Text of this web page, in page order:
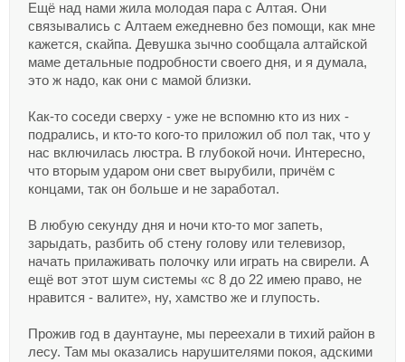
Ещё над нами жила молодая пара с Алтая. Они
связывались с Алтаем ежедневно без помощи, как мне
кажется, скайпа. Девушка зычно сообщала алтайской
маме детальные подробности своего дня, и я думала,
это ж надо, как они с мамой близки.
Как-то соседи сверху - уже не вспомню кто из них -
подрались, и кто-то кого-то приложил об пол так, что у
нас включилась люстра. В глубокой ночи. Интересно,
что вторым ударом они свет вырубили, причём с
концами, так он больше и не заработал.
В любую секунду дня и ночи кто-то мог запеть,
зарыдать, разбить об стену голову или телевизор,
начать прилаживать полочку или играть на свирели. А
ещё вот этот шум системы «с 8 до 22 имею право, не
нравится - валите», ну, хамство же и глупость.
Прожив год в даунтауне, мы переехали в тихий район в
лесу. Там мы оказались нарушителями покоя, адскими